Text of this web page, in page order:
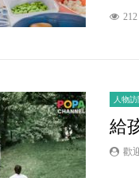
212
人物訪
給
歡